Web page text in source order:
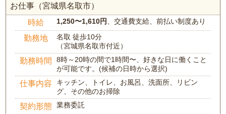
お仕事（宮城県名取市）
時給 1,250〜1,610円 、交通費支給、前払い制度あり
勤務地
名取 徒歩10分
（宮城県名取市付近）
勤務時間
8時～20時の間で1時間〜、好きな日に働くこと
が可能です。(候補の日時から選択)
仕事内容
キッチン、トイレ、お風呂、洗面所、リビン
グ、その他のお掃除
契約形態 業務委託